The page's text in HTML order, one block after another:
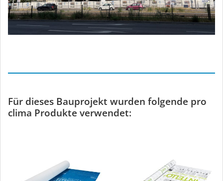
Für dieses Bauprojekt wurden folgende pro
clima Produkte verwendet: